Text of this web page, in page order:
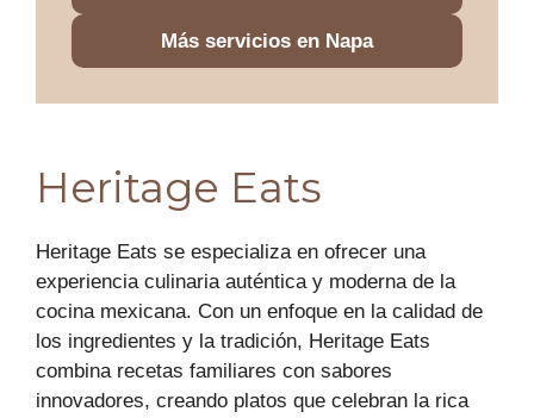
Más servicios en Napa
Heritage Eats
Heritage Eats se especializa en ofrecer una
experiencia culinaria auténtica y moderna de la
cocina mexicana. Con un enfoque en la calidad de
los ingredientes y la tradición, Heritage Eats
combina recetas familiares con sabores
innovadores, creando platos que celebran la rica